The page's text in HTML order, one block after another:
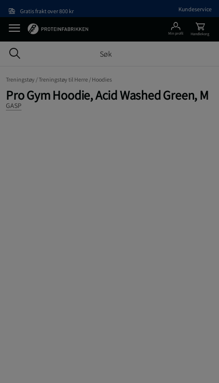
Gratis frakt over 800 kr Kundeservice
Min profil Handlekorg
Treningstøy /Treningstøy til Herre / Hoodies
Pro Gym Hoodie, Acid Washed Green, M
GASP